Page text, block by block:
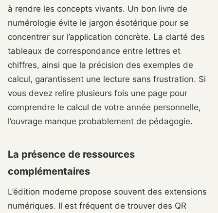
à rendre les concepts vivants. Un bon livre de
numérologie évite le jargon ésotérique pour se
concentrer sur l’application concrète. La clarté des
tableaux de correspondance entre lettres et
chiffres, ainsi que la précision des exemples de
calcul, garantissent une lecture sans frustration. Si
vous devez relire plusieurs fois une page pour
comprendre le calcul de votre année personnelle,
l’ouvrage manque probablement de pédagogie.
La présence de ressources
complémentaires
L’édition moderne propose souvent des extensions
numériques. Il est fréquent de trouver des QR